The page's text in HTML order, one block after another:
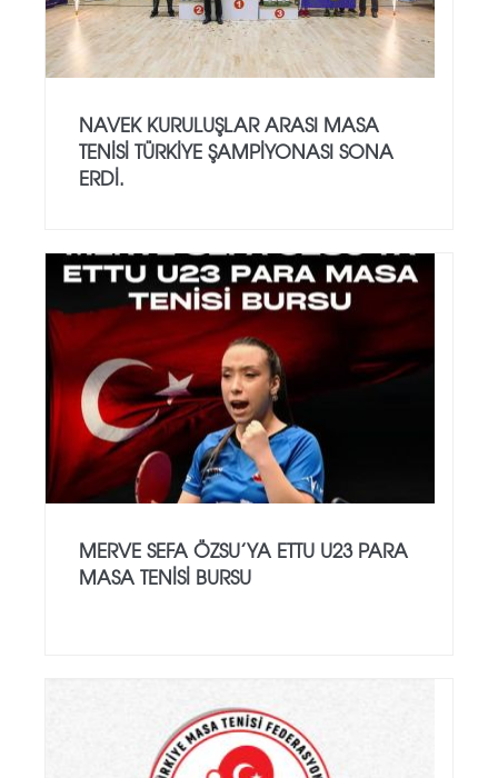
NAVEK KURULUŞLAR ARASI MASA
TENISI TÜRKIYE ŞAMPIYONASI SONA
ERDI.
MERVE SEFA ÖZSU’YA ETTU U23 PARA
MASA TENISI BURSU